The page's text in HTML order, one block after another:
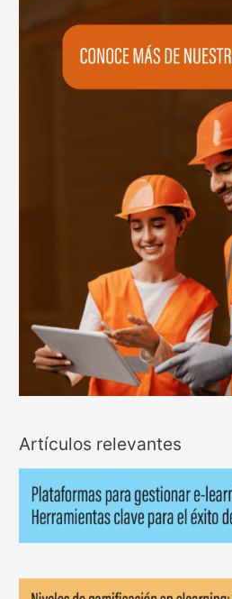
Artículos relevantes